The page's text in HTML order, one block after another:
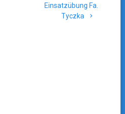
Beitrag:
Einsatzübung Fa.
Tyczka